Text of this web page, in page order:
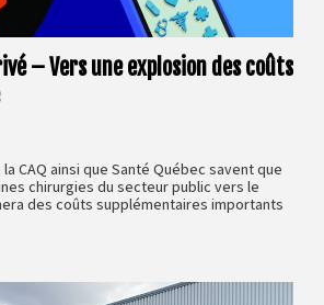
– Vers une explosion des coûts
CAQ ainsi que Santé Québec savent que
chirurgies du secteur public vers le
des coûts supplémentaires importants